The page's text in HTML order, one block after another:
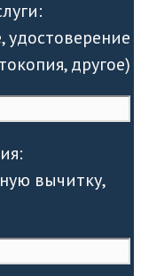
удостоверение
другое)
вычитку,